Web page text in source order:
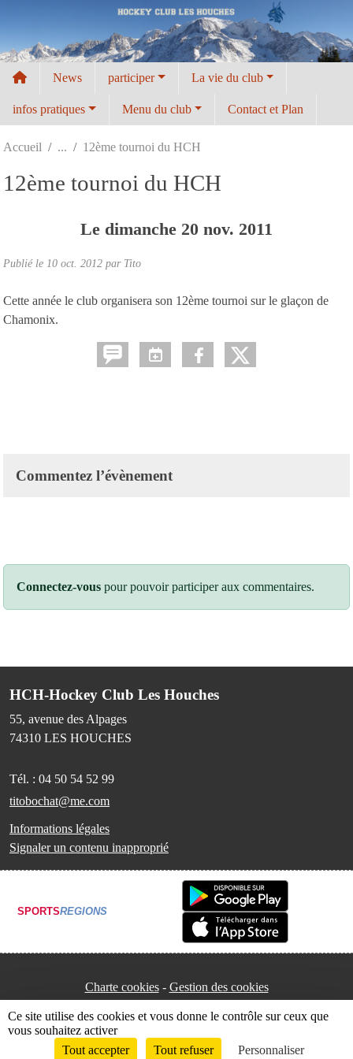
News participer La vie du club
infos pratiques Menu du club Contact et Plan
Accueil 12ème tournoi du HCH
12ème tournoi du HCH
Le dimanche 20 nov. 2011
Publié le 10 oct. 2012 par Tito
Cette année le club organisera son 12ème tournoi sur le glaçon de
Chamonix.
Commentez l’évènement
Connectez-vous pour pouvoir participer aux commentaires.
HCH-Hockey Club Les Houches
55, avenue des Alpages
74310 LES HOUCHES
Tél. : 04 50 54 52 99
titobochat@me.com
Informations légales
Signaler un contenu inapproprié
SPORTSREGIONS
Charte cookies Gestion des cookies
Envie de participer ? Connexion
Panneau de gestion des cookies
Ce site utilise des cookies et vous donne le contrôle sur ceux que
vous souhaitez activer
Tout accepter
Tout refuser Personnaliser